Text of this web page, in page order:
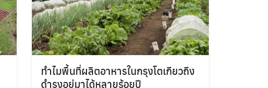
ทำไมพื้นที่ผลิตอาหารในกรุงโตเกียวถึง
ดำรงอยู่มาได้หลายร้อยปี